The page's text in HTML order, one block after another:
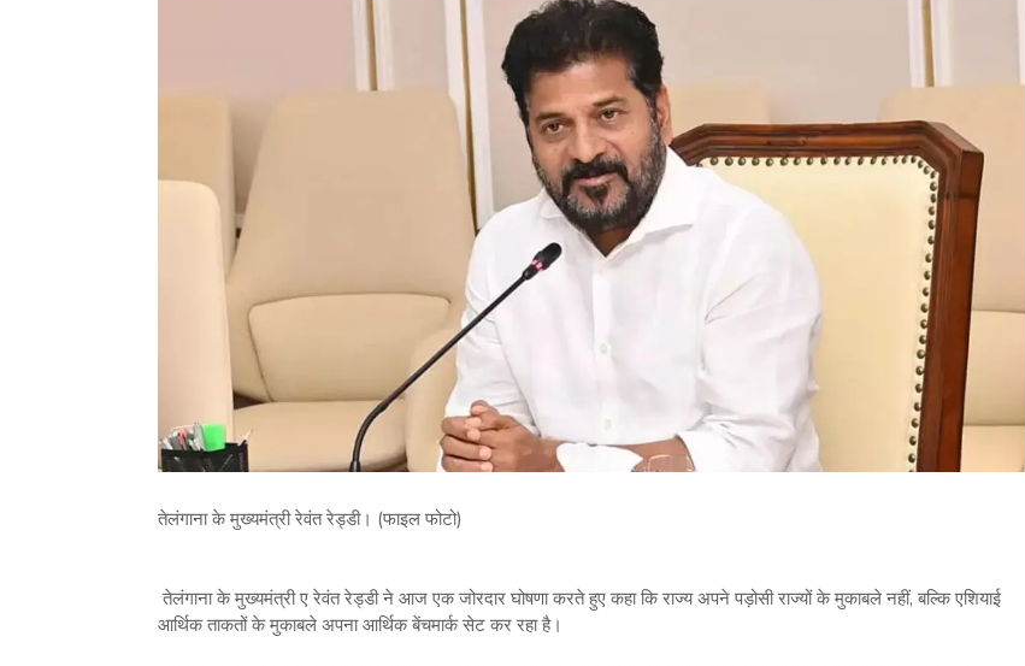
तेलंगाना के मुख्यमंत्री रेवंत रेड्डी। (फाइल फोटो)
तेलंगाना के मुख्यमंत्री ए रेवंत रेड्डी ने आज एक जोरदार घोषणा करते हुए कहा कि राज्य अपने पड़ोसी राज्यों के मुकाबले नहीं, बल्कि एशियाई
आर्थिक ताकतों के मुकाबले अपना आर्थिक बेंचमार्क सेट कर रहा है।